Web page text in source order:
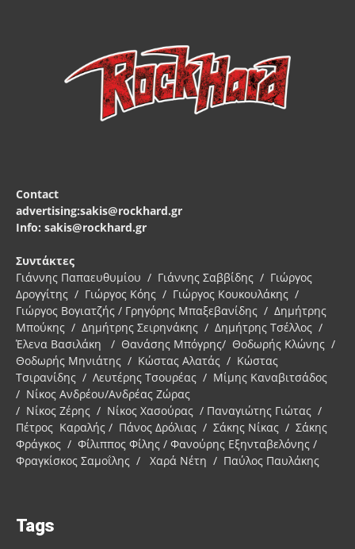
Contact
advertising:sakis@rockhard.gr
Info: sakis@rockhard.gr
Συντάκτες
Γιάννης Παπαευθυμίου / Γιάννης Σαββίδης / Γιώργος
Δρογγίτης / Γιώργος Κόης / Γιώργος Κουκουλάκης /
Γιώργος Βογιατζής / Γρηγόρης Μπαξεβανίδης / Δημήτρης
Μπούκης / Δημήτρης Σειρηνάκης / Δημήτρης Τσέλλος /
Έλενα Βασιλάκη / Θανάσης Μπόγρης/ Θοδωρής Κλώνης /
Θοδωρής Μηνιάτης / Κώστας Αλατάς / Κώστας
Τσιρανίδης / Λευτέρης Τσουρέας / Μίμης Καναβιτσάδος
/ Νίκος Ανδρέου/Ανδρέας Ζώρας
/ Νίκος Ζέρης / Νίκος Χασούρας / Παναγιώτης Γιώτας /
Πέτρος Καραλής / Πάνος Δρόλιας / Σάκης Νίκας / Σάκης
Φράγκος / Φίλιππος Φίλης / Φανούρης Εξηνταβελόνης /
Φραγκίσκος Σαμοΐλης / Χαρά Νέτη / Παύλος Παυλάκης
Tags